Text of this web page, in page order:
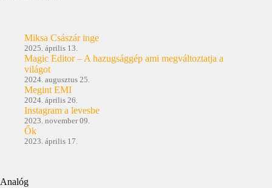
Miksa Császár inge
2025. április 13.
Magic Editor – A hazugsággép ami megváltoztatja a
világot
2024. augusztus 25.
Megint EMI
2024. április 26.
Instagram a levesbe
2023. november 09.
Ők
2023. április 17.
Analóg